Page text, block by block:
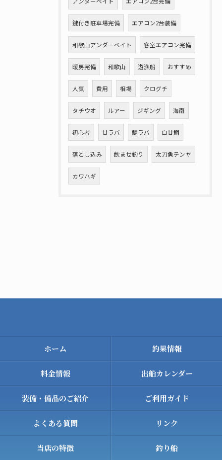
鍵付き駐車場完備 エアコン2台装備
和歌山アンダーベイト 客室エアコン完備
暖房完備 和歌山 遊漁船 おすすめ
人気 費用 相場 クログチ
タチウオ ルアー ジギング 海南
初心者 甘ラバ 鯛ラバ 白甘鯛
落とし込み 飲ませ釣り 太刀魚テンヤ
カワハギ
ホーム 釣果情報
料金情報 出船カレンダー
装備・備品のご紹介 ご利用ガイド
よくある質問 リンク
当店の特徴 釣り船